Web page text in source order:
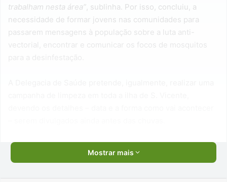
trabalham nesta área”, sublinha. Por isso, concluiu, a
necessidade de formar jovens nas comunidades para
passarem mensagens à população sobre a luta anti-
vectorial, encontrar e comunicar os focos de mosquitos
Mostrar mais